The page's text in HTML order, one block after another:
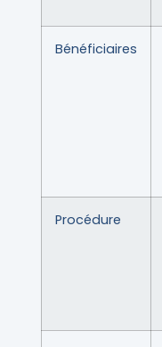
Bénéficiaires
Procédure